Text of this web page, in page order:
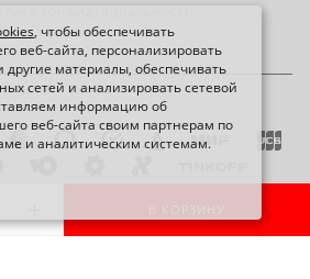
, чтобы обеспечивать
веб-сайта, персонализировать
материалы, обеспечивать
сетей и анализировать сетевой
информацию об
веб-сайта своим партнерам по
и аналитическим системам.
В КОРЗИНУ
магазин Comp-City.com